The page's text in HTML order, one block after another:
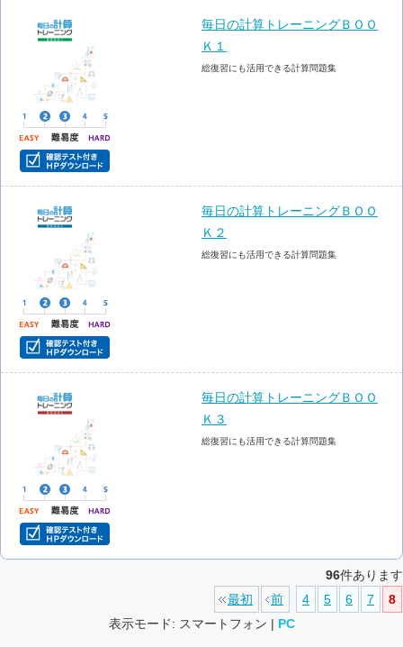
毎日の計算トレーニングＢＯＯ
Ｋ１
総復習にも活用できる計算問題集
毎日の計算トレーニングＢＯＯ
Ｋ２
総復習にも活用できる計算問題集
毎日の計算トレーニングＢＯＯ
Ｋ３
総復習にも活用できる計算問題集
96件あります
最初
前 4 5 6 7
8
表示モード: スマートフォン | PC